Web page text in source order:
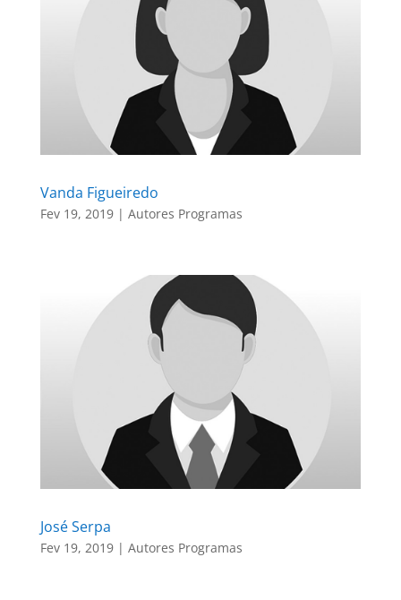
Vanda Figueiredo
Fev 19, 2019| Autores Programas
José Serpa
Fev 19, 2019| Autores Programas